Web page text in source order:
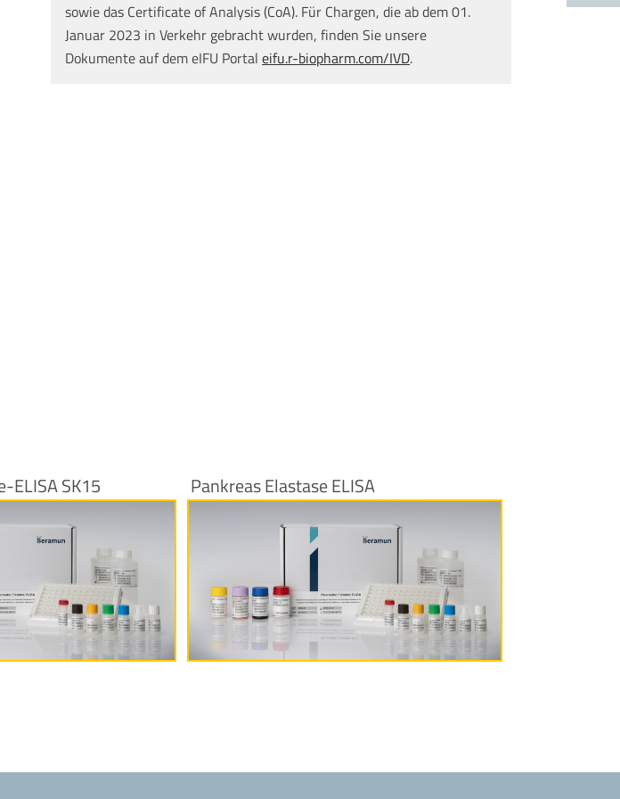
sowie das Certificate of Analysis (CoA). Für Chargen, die ab dem 01.
Januar 2023 in Verkehr gebracht wurden, finden Sie unsere
Dokumente auf dem eIFU Portal eifu.r-biopharm.com/IVD.
ELISA SK15 Pankreas Elastase ELISA
Produktinformationen